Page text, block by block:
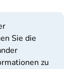
Sie die
zu